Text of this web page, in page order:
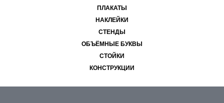
ПЛАКАТЫ
НАКЛЕЙКИ
СТЕНДЫ
ОБЪЁМНЫЕ БУКВЫ
СТОЙКИ
КОНСТРУКЦИИ